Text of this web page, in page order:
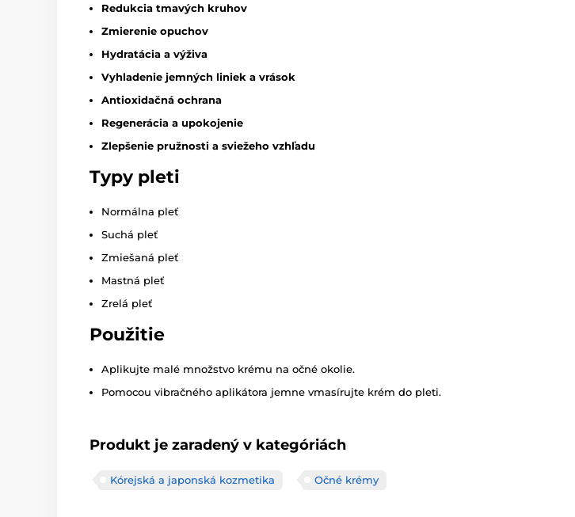
Redukcia tmavých kruhov
Zmierenie opuchov
Hydratácia a výživa
Vyhladenie jemných liniek a vrások
Antioxidačná ochrana
Regenerácia a upokojenie
Zlepšenie pružnosti a sviežeho vzhľadu
Typy pleti
Normálna pleť
Suchá pleť
Zmiešaná pleť
Mastná pleť
Zrelá pleť
Použitie
Aplikujte malé množstvo krému na očné okolie.
Pomocou vibračného aplikátora jemne vmasírujte krém do pleti.
Produkt je zaradený v kategóriách
Kórejská a japonská kozmetika Očné krémy